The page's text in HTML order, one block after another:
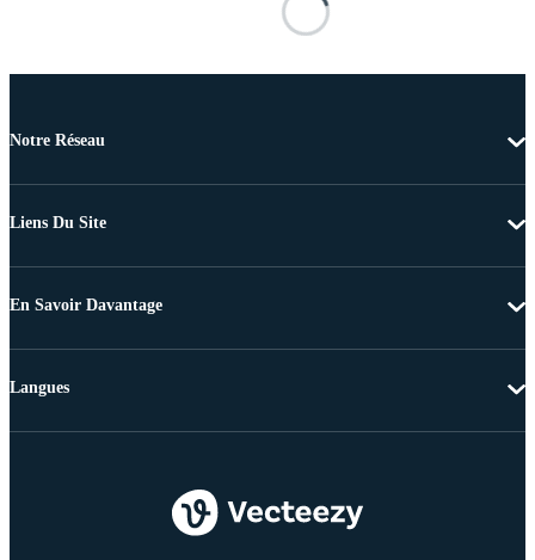
Notre Réseau
Liens Du Site
En Savoir Davantage
Langues